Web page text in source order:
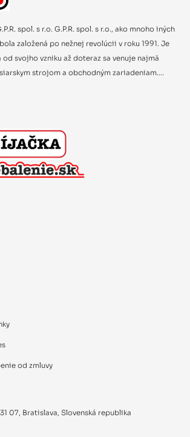
spol. s r.o. G.P.R. spol. s r.o., ako mnoho iných
založená po nežnej revolúcii v roku 1991. Je
svojho vzniku až doteraz sa venuje najmä
strojom a obchodným zariadeniam....
od zmluvy
07, Bratislava, Slovenská republika